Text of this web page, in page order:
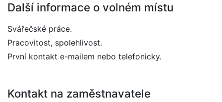
Další informace o volném místu
Svářečské práce.
Pracovitost, spolehlivost.
První kontakt e-mailem nebo telefonicky.
Kontakt na zaměstnavatele